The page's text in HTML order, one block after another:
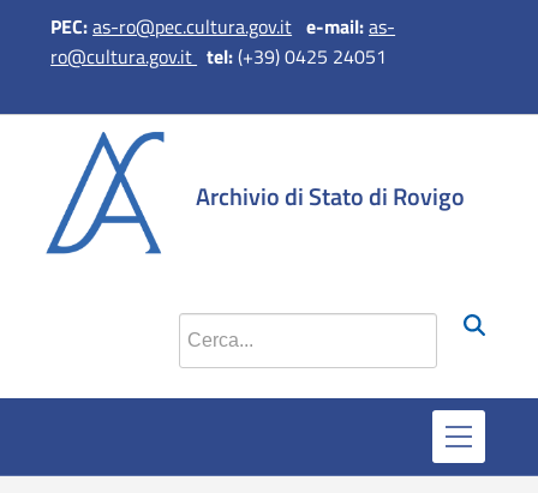
PEC:as-ro@pec.cultura.gov.it e-mail:as-
ro@cultura.gov.it tel:(+39) 0425 24051
Archivio di Stato di Rovigo
Cerca nel sito